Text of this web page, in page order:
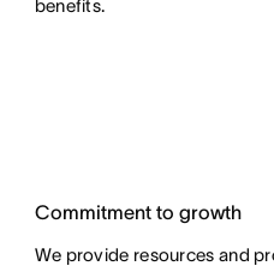
benefits.
Commitment to growth
We provide resources and